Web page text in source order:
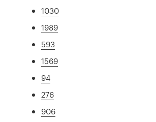
1030
1989
593
1569
94
276
906